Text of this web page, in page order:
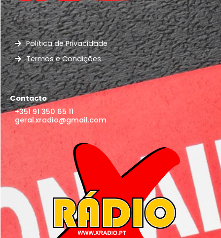
Política de Privacidade
Termos e Condições
Contacto
+351 91 350 65 11
geral.xradio@gmail.com